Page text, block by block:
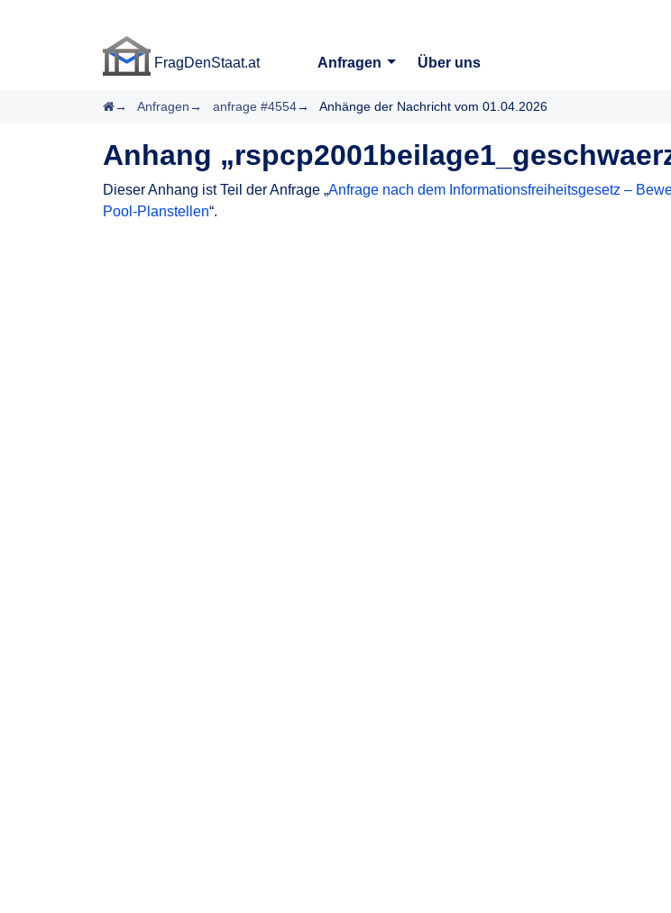
FragDenStaat.at
Anfragen
Über uns
Startseite
Anfragen anfrage #4554 Anhänge der Nachricht vom 01.04.2026
Anhang
Dieser Anhang ist Teil der Anfrage „Anfrage nach dem Informationsfreiheitsgesetz –
Pool-Planstellen“.